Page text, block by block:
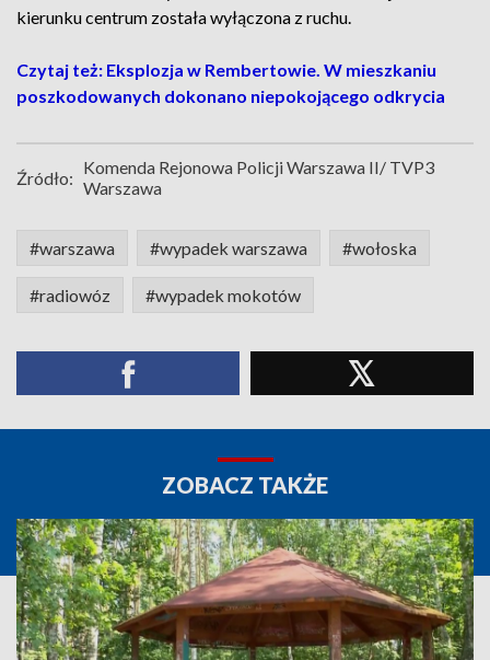
kierunku centrum została wyłączona z ruchu.
Czytaj też: Eksplozja w Rembertowie. W mieszkaniu
poszkodowanych dokonano niepokojącego odkrycia
Źródło: Komenda Rejonowa Policji Warszawa II/ TVP3
Warszawa
#warszawa #wypadek warszawa #wołoska
#radiowóz #wypadek mokotów
ZOBACZ TAKŻE